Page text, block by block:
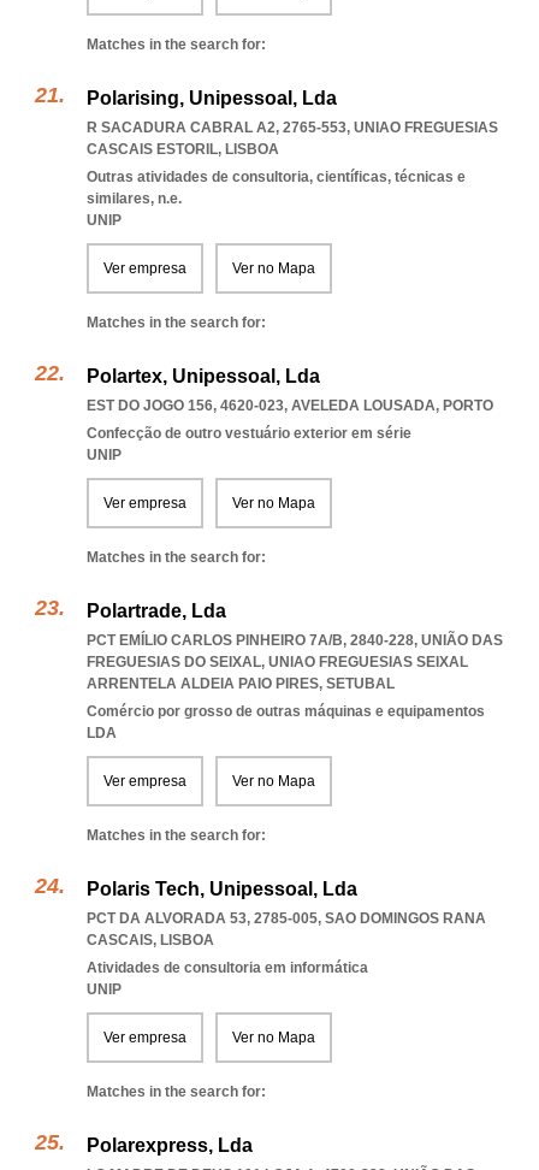
Matches in the search for:
Polarising, Unipessoal, Lda
R SACADURA CABRAL A2, 2765-553, UNIAO FREGUESIAS
CASCAIS ESTORIL, LISBOA
Outras atividades de consultoria, científicas, técnicas e
similares, n.e.
UNIP
Ver empresa Ver no Mapa
Matches in the search for:
Polartex, Unipessoal, Lda
EST DO JOGO 156, 4620-023, AVELEDA LOUSADA, PORTO
Confecção de outro vestuário exterior em série
UNIP
Ver empresa Ver no Mapa
Matches in the search for:
Polartrade, Lda
PCT EMÍLIO CARLOS PINHEIRO 7A/B, 2840-228, UNIÃO DAS
FREGUESIAS DO SEIXAL, UNIAO FREGUESIAS SEIXAL
ARRENTELA ALDEIA PAIO PIRES, SETUBAL
Comércio por grosso de outras máquinas e equipamentos
LDA
Ver empresa Ver no Mapa
Matches in the search for:
Polaris Tech, Unipessoal, Lda
PCT DA ALVORADA 53, 2785-005, SAO DOMINGOS RANA
CASCAIS, LISBOA
Atividades de consultoria em informática
UNIP
Ver empresa Ver no Mapa
Matches in the search for:
Polarexpress, Lda